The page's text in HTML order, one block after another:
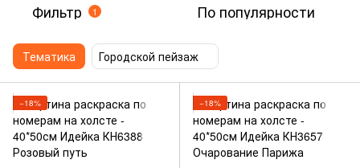
Фильтр 1 По популярности
Тематика Городской пейзаж
−18% −18%